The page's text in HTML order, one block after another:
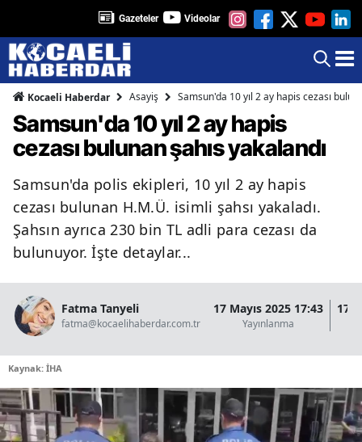
Gazeteler Videolar
Kocaeli Haberdar Asayiş Samsun'da 10 yıl 2 ay hapis cezası
Samsun'da 10 yıl 2 ay hapis
cezası bulunan şahıs yakalandı
Samsun'da polis ekipleri, 10 yıl 2 ay hapis
cezası bulunan H.M.Ü. isimli şahsı yakaladı.
Şahsın ayrıca 230 bin TL adli para cezası da
bulunuyor. İşte detaylar...
Fatma Tanyeli
fatma@kocaelihaberdar.com.tr
17 Mayıs 2025 17:43
Yayınlanma
17
Kaynak: İHA